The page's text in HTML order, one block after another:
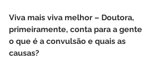
Viva mais viva melhor – Doutora,
primeiramente, conta para a gente
o que é a convulsão e quais as
causas?